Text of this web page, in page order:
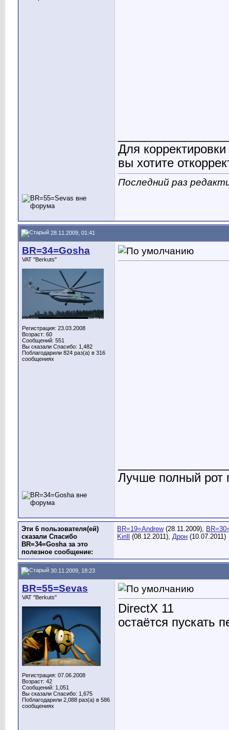
Для
вы хотите
Последний раз
28.11.2009, 01:41
BR=34=Gosha
VAT "Berkuts"
Регистрация: 23.03.2008
Возраст: 60
Сообщений: 551
Вы сказали Спасибо: 1,482
Поблагодарили 824 раз(а) в 316
сообщениях
Лучше полный рот
Эти 6 пользователя(ей)
сказали Спасибо
BR=34=Gosha за это
полезное сообщение:
BR=19=Andrew(28.11.2009),
Kirill
(08.12.2011), Дрон (10.07.2011)
30.11.2009, 18:23
BR=55=Sevas
VAT "Berkuts"
Регистрация: 07.06.2008
Возраст: 42
Сообщений: 1,051
Вы сказали Спасибо: 1,675
Поблагодарили 2,088 раз(а) в 586
сообщениях
DirectX 11
остаётся пускать